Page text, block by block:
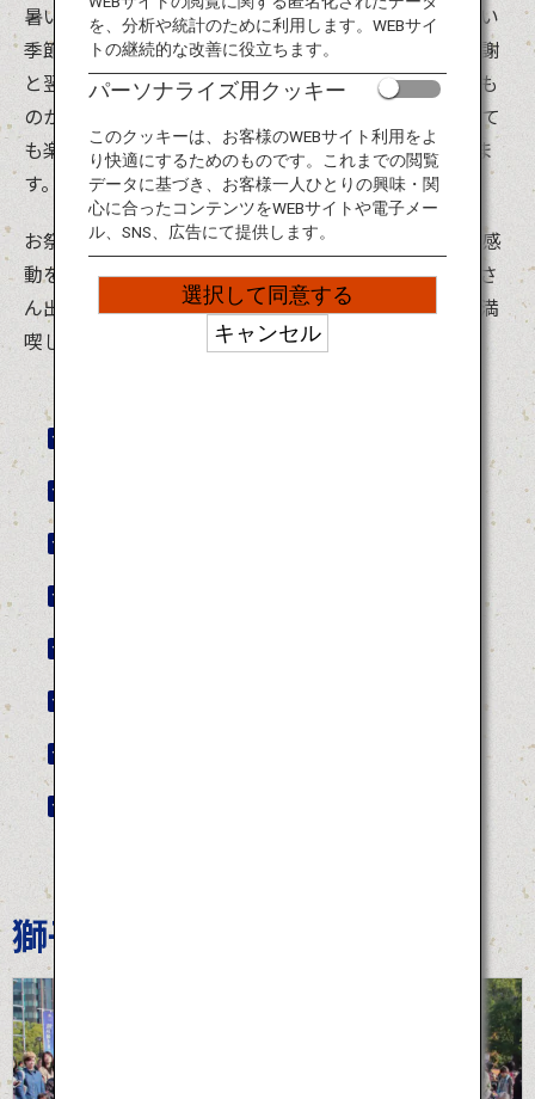
暑い夏が終わり、台風も過ぎ、天気もよく過ごしやすい
季節の到来です。実りの秋には、日本全国で収穫の感謝
と翌年の豊作を祈願する秋祭りが行われます。激しいも
のからしっとりとしたものまで、見るだけでも参加して
も楽しい体験ができる個性的なお祭りを8つご紹介しま
す。
お祭りは、その瞬間その場所でしか出会えない特別な感
動を生んでくれます。また、秋はおいしいものがたくさ
ん出回る季節。五感をいっぱいに使って、日本の旅を満
喫してください。
獅子舞王国さぬき
を、分析や統計のために利用します。WEBサイ
トの継続的な改善に役立ちます。
パーソナライズ用クッキー
このクッキーは、お客様のWEBサイト利用をよ
り快適にするためのものです。これまでの閲覧
データに基づき、お客様一人ひとりの興味・関
心に合ったコンテンツをWEBサイトや電子メー
ル、SNS、広告にて提供します。
選択して同意する
キャンセル